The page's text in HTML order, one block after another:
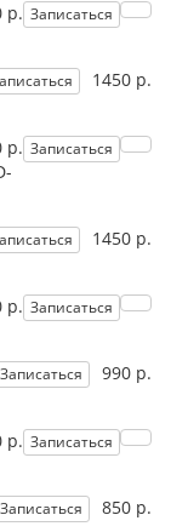
Записаться
р.
1450 р.
Записаться
р.
1450 р.
Записаться
р.
990 р.
Записаться
Записаться
р.
850 р.
Записаться